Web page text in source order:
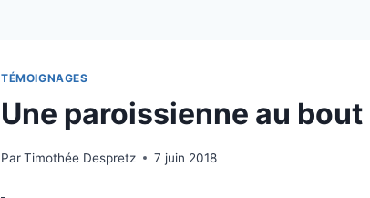
TÉMOIGNAGES
Une paroissienne au
ParTimothée Despretz 7 juin 2018